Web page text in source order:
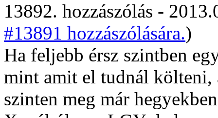
13892. hozzászólás -
#13891 hozzászólására.)
Ha feljebb érsz szintben
mint amit el tudnál költeni,
szinten meg már